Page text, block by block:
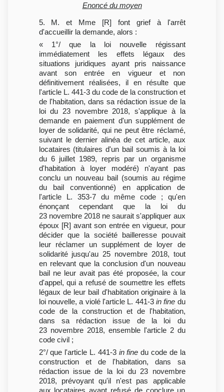
Enoncé du moyen
5. M. et Mme [R] font grief à l'arrêt
d'accueillir la demande, alors :
« 1°/ que la loi nouvelle régissant
immédiatement les effets légaux des
situations juridiques ayant pris naissance
avant son entrée en vigueur et non
définitivement réalisées, il en résulte que
l'article L. 441-3 du code de la construction et
de l'habitation, dans sa rédaction issue de la
loi du 23 novembre 2018, s'applique à la
demande en paiement d'un supplément de
loyer de solidarité, qui ne peut être réclamé,
suivant le dernier alinéa de cet article, aux
locataires (titulaires d'un bail soumis à la loi
du 6 juillet 1989, repris par un organisme
d'habitation à loyer modéré) n'ayant pas
conclu un nouveau bail (soumis au régime
du bail conventionné) en application de
l'article L. 353-7 du même code ; qu'en
énonçant cependant que la loi du
23 novembre 2018 ne saurait s'appliquer aux
époux [R] avant son entrée en vigueur, pour
décider que la société bailleresse pouvait
leur réclamer un supplément de loyer de
solidarité jusqu'au 25 novembre 2018, tout
en relevant que la conclusion d'un nouveau
bail ne leur avait pas été proposée, la cour
d'appel, qui a refusé de soumettre les effets
légaux de leur bail d'habitation originaire à la
loi nouvelle, a violé l'article L. 441-3 in fine du
code de la construction et de l'habitation,
dans sa rédaction issue de la loi du
23 novembre 2018, ensemble l'article 2 du
code civil ;
2°/ que l'article L. 441-3 in fine du code de la
construction et de l'habitation, dans sa
rédaction issue de la loi du 23 novembre
2018, prévoyant qu'il n'est pas applicable
aux locataires ayant refusé de conclure un